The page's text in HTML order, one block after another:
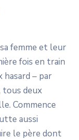
femme et leur
fois en train
hasard – par
tous deux
Commence
aussi
le père dont